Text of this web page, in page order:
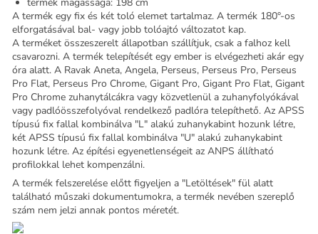
termék magassága: 198 cm
A termék egy fix és két toló elemet tartalmaz. A termék 180°-os
elforgatásával bal- vagy jobb tolóajtó változatot kap.
A terméket összeszerelt állapotban szállítjuk, csak a falhoz kell
csavarozni. A termék telepítését egy ember is elvégezheti akár egy
óra alatt. A Ravak Aneta, Angela, Perseus, Perseus Pro, Perseus
Pro Flat, Perseus Pro Chrome, Gigant Pro, Gigant Pro Flat, Gigant
Pro Chrome zuhanytálcákra vagy közvetlenül a zuhanyfolyókával
vagy padlóösszefolyóval rendelkező padlóra telepíthető. Az APSS
típusú fix fallal kombinálva "L" alakú zuhanykabint hozunk létre,
két APSS típusú fix fallal kombinálva "U" alakú zuhanykabint
hozunk létre. Az építési egyenetlenségeit az ANPS állítható
profilokkal lehet kompenzálni.
A termék felszerelése előtt figyeljen a "Letöltések" fül alatt
található műszaki dokumentumokra, a termék nevében szereplő
szám nem jelzi annak pontos méretét.